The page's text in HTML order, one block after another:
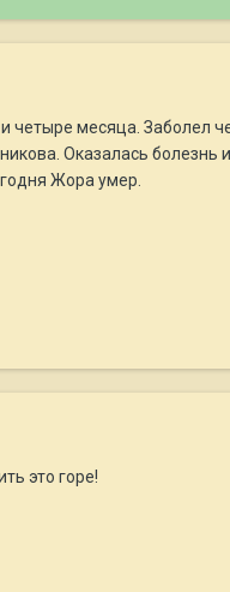
четыре месяца. Заболел
Оказалась
Жора умер.
это горе!